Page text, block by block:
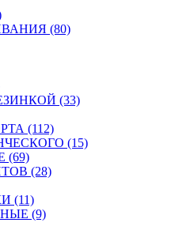
(80)
(33)
(112)
(15)
(28)
(11)
(9)